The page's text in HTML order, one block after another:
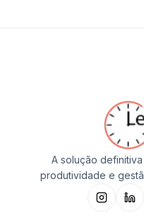
A solução
produtividade e